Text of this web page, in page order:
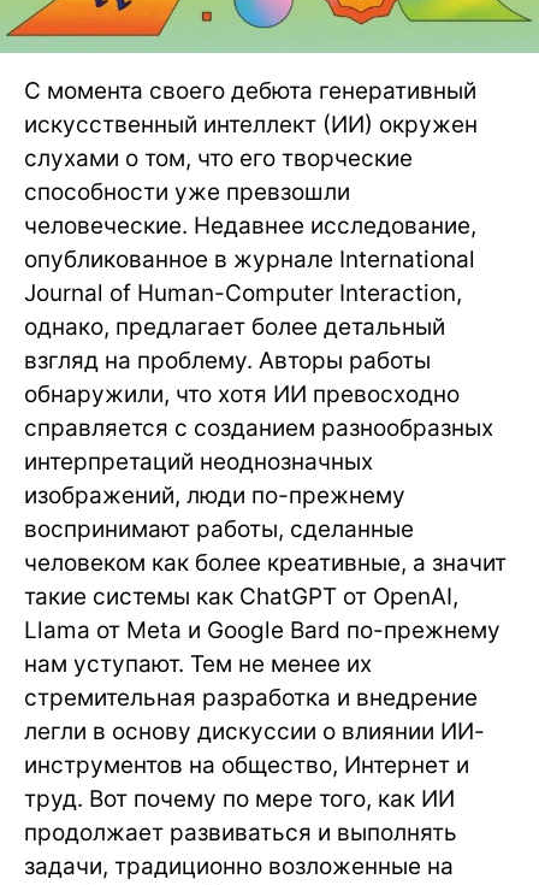
С момента своего дебюта генеративный
искусственный интеллект (ИИ) окружен
слухами о том, что его творческие
способности уже превзошли
человеческие. Недавнее исследование,
опубликованное в журнале International
Journal of Human-Computer Interaction,
однако, предлагает более детальный
взгляд на проблему. Авторы работы
обнаружили, что хотя ИИ превосходно
справляется с созданием разнообразных
интерпретаций неоднозначных
изображений, люди по-прежнему
воспринимают работы, сделанные
человеком как более креативные, а значит
такие системы как ChatGPT от OpenAI,
Llama от Meta и Google Bard по-прежнему
нам уступают. Тем не менее их
стремительная разработка и внедрение
легли в основу дискуссии о влиянии ИИ-
инструментов на общество, Интернет и
труд. Вот почему по мере того, как ИИ
продолжает развиваться и выполнять
задачи, традиционно возложенные на